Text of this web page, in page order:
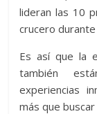
lideran las 10
crucero
Es así que la
también
experiencias
más que